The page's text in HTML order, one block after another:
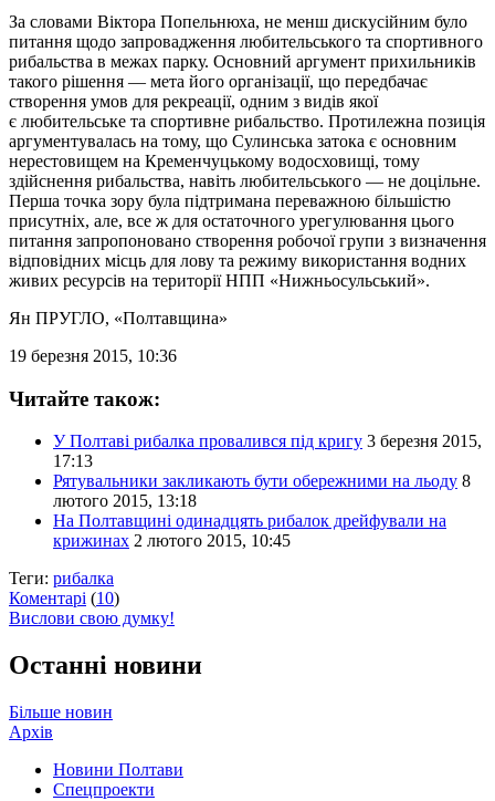
За словами Віктора Попельнюха, не менш дискусійним було
питання щодо запровадження любительського та спортивного
рибальства в межах парку. Основний аргумент прихильників
такого рішення — мета його організації, що передбачає
створення умов для рекреації, одним з видів якої
є любительське та спортивне рибальство. Протилежна позиція
аргументувалась на тому, що Сулинська затока є основним
нерестовищем на Кременчуцькому водосховищі, тому
здійснення рибальства, навіть любительського — не доцільне.
Перша точка зору була підтримана переважною більшістю
присутніх, але, все ж для остаточного урегулювання цього
питання запропоновано створення робочої групи з визначення
відповідних місць для лову та режиму використання водних
живих ресурсів на території НПП «Нижньосульський».
Ян ПРУГЛО, «Полтавщина»
19 березня 2015, 10:36
Читайте також:
У Полтаві рибалка провалився під кригу 3 березня 2015,
17:13
Рятувальники закликають бути обережними на льоду 8
лютого 2015, 13:18
На Полтавщині одинадцять рибалок дрейфували на
крижинах 2 лютого 2015, 10:45
Теги: рибалка
Коментарі (10)
Вислови свою думку!
Останні новини
Більше новин
Архів
Новини Полтави
Спецпроекти